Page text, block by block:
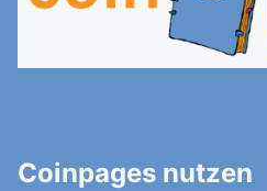
Coinpages nutzen